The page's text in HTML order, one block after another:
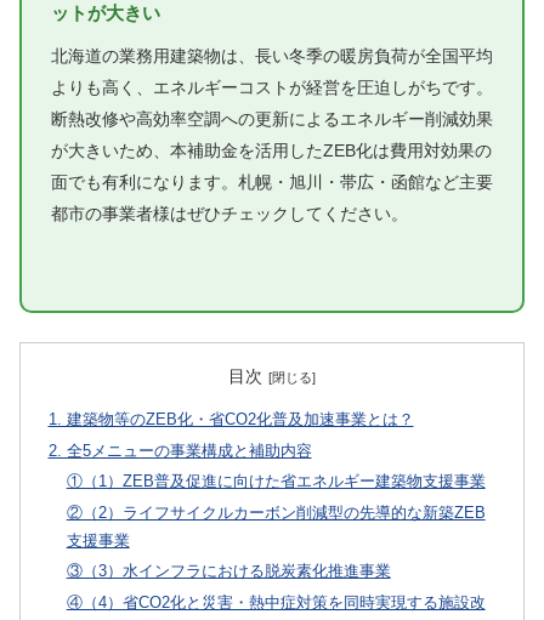
ットが大きい
北海道の業務用建築物は、長い冬季の暖房負荷が全国平均
よりも高く、エネルギーコストが経営を圧迫しがちです。
断熱改修や高効率空調への更新によるエネルギー削減効果
が大きいため、本補助金を活用したZEB化は費用対効果の
面でも有利になります。札幌・旭川・帯広・函館など主要
都市の事業者様はぜひチェックしてください。
目次
1. 建築物等のZEB化・省CO2化普及加速事業とは？
2. 全5メニューの事業構成と補助内容
①（1）ZEB普及促進に向けた省エネルギー建築物支援事業
②（2）ライフサイクルカーボン削減型の先導的な新築ZEB
支援事業
③（3）水インフラにおける脱炭素化推進事業
④（4）省CO2化と災害・熱中症対策を同時実現する施設改